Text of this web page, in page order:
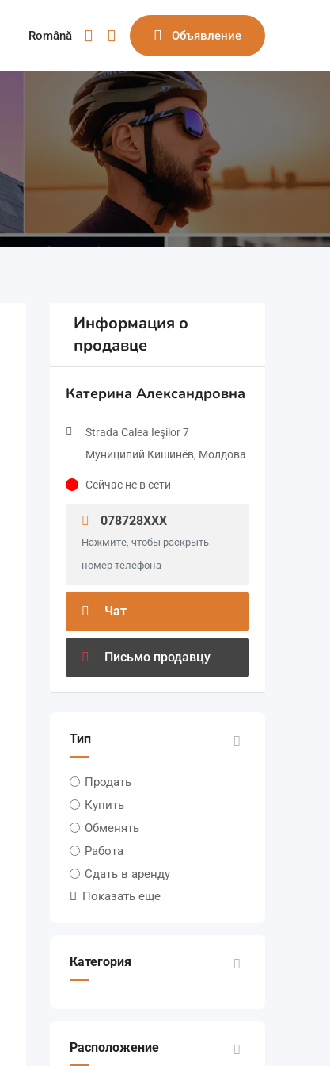
Română Объявление
Информация о
продавце
Катерина Александровна
Strada Calea Ieşilor 7
Муниципий Кишинёв, Молдова
Сейчас не в сети
078728XXX
Нажмите, чтобы раскрыть
номер телефона
Чат
Письмо продавцу
Тип
Продать
Купить
Обменять
Работа
Сдать в аренду
Показать еще
Категория
Расположение